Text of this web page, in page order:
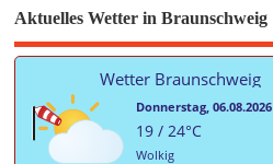
Aktuelles Wetter in Braunschweig
Wetter Braunschweig
Donnerstag, 06.08.2026
19 / 24°C
Wolkig